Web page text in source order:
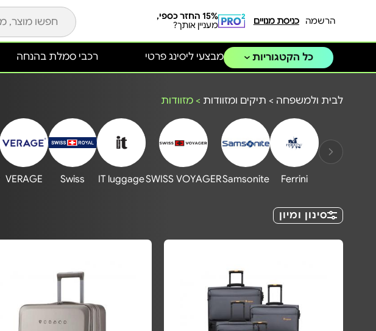
הרשמה כניסת מנויים
15% החזר כספי,
מעניין אותך?
כל הקטגוריות מבצעי ליסינג פרטי רכבי סמלת בהנחה
לבית ולמשפחה > תיקים ומזוודות > מזוודות
Ferrini
Samsonite
SWISS VOYAGER
IT luggage
Swiss
VERAGE
סינון ומיון